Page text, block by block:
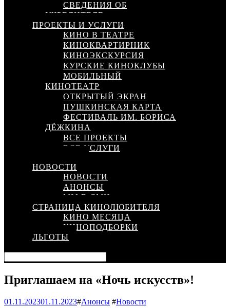
СВЕДЕНИЯ ОБ
УЧРЕДИТЕЛЕ
ПРОЕКТЫ И УСЛУГИ
КИНО В ТЕАТРЕ
КИНОКВАРТИРНИК
КИНОЭКСКУРСИЯ
КУРСКИЕ КИНОКЛУБЫ
МОБИЛЬНЫЙ
КИНОТЕАТР
ОТКРЫТЫЙ ЭКРАН
ПУШКИНСКАЯ КАРТА
ФЕСТИВАЛЬ ИМ. БОРИСА
ДЁЖКИНА
ВСЕ ПРОЕКТЫ
ВСЕ УСЛУГИ
НОВОСТИ
НОВОСТИ
АНОНСЫ
МЫ В СМИ
СТРАНИЦА КИНОЛЮБИТЕЛЯ
КИНО МЕСЯЦА
КИНОПОДБОРКИ
ЛЬГОТЫ
Приглашаем на «Ночь искусств»!
01.11.202301.11.2023#Анонсы #Новости